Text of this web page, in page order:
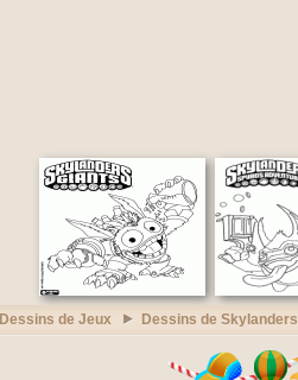
Dessins de Jeux Dessins de Skylanders